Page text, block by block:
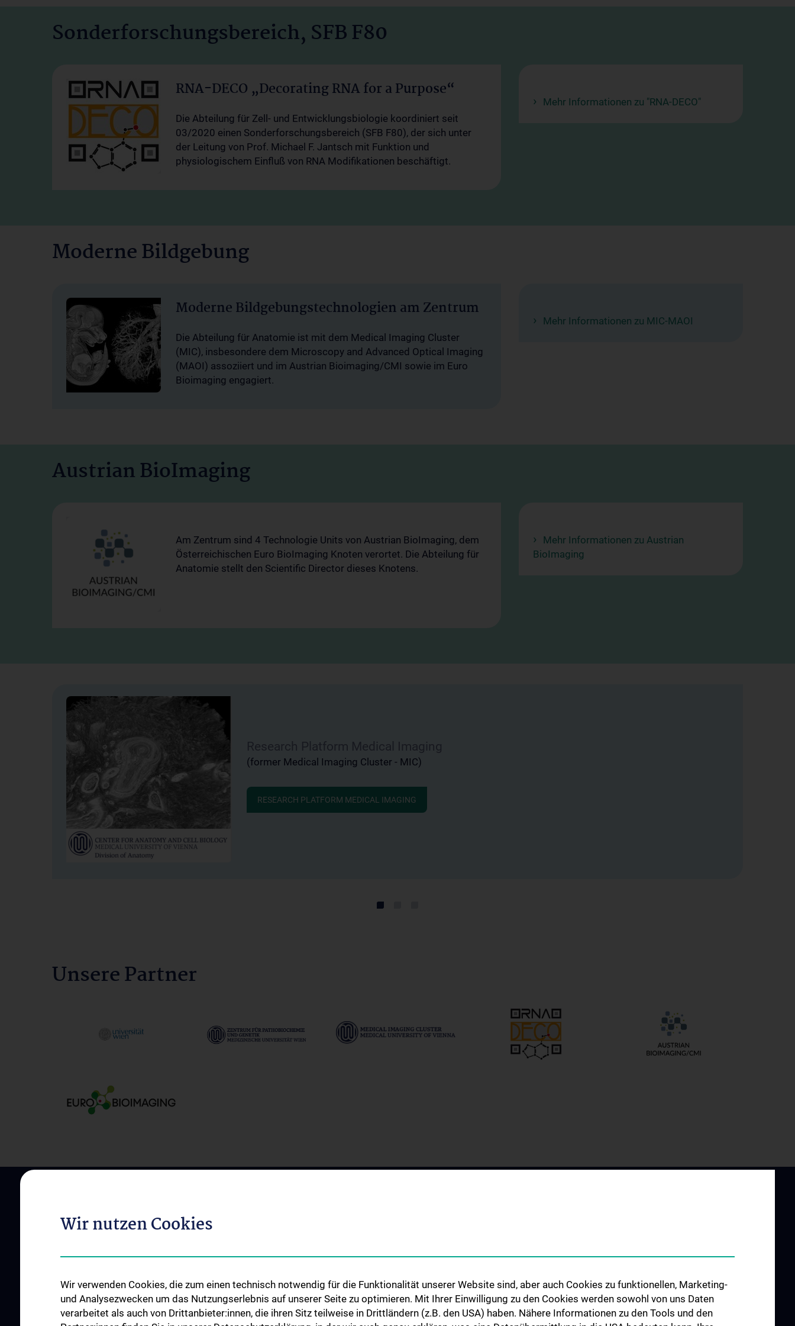
Sonderforschungsbereich, SFB F80
RNA-DECO „Decorating RNA for a Purpose“
Die Abteilung für Zell- und Entwicklungsbiologie koordiniert seit
03/2020 einen Sonderforschungsbereich (SFB F80), der sich unter
der Leitung von Prof. Michael F. Jantsch mit Funktion und
physiologischem Einfluß von RNA Modifikationen beschäftigt.
Mehr Informationen zu "RNA-DECO"
Moderne Bildgebung
Moderne Bildgebungstechnologien am Zentrum
Die Abteilung für Anatomie ist mit dem Medical Imaging Cluster
(MIC), insbesondere dem Microscopy and Advanced Optical Imaging
(MAOI) assoziiert und im Austrian Bioimaging/CMI sowie im Euro
Bioimaging engagiert.
Mehr Informationen zu MIC-MAOI
Austrian BioImaging
Am Zentrum sind 4 Technologie Units von Austrian BioImaging, dem
Österreichischen Euro BioImaging Knoten verortet. Die Abteilung für
Anatomie stellt den Scientific Director dieses Knotens.
Mehr Informationen zu Austrian
BioImaging
Research Platform Medical Imaging
(former Medical Imaging Cluster - MIC)
RESEARCH PLATFORM MEDICAL IMAGING
Unsere Partner
ÜBER UNS
Zentrumsleitungen
Leitbild
UNSERE ABTEILUNGEN
Abteilung für Anatomie
Abteilung für Zell- und
WISSENSCHAFT &
FORSCHUNG
Forschung an der Abteilung für
STUDIUM, AUS- UND
WEITERBILDUNG
Lehre an der Abteilung für
ZU DEN OFFENEN
STELLEN
Wir nutzen Cookies
Wir verwenden Cookies, die zum einen technisch notwendig für die Funktionalität unserer Website sind, aber auch Cookies zu funktionellen, Marketing-
und Analysezwecken um das Nutzungserlebnis auf unserer Seite zu optimieren. Mit Ihrer Einwilligung zu den Cookies werden sowohl von uns Daten
verarbeitet als auch von Drittanbieter:innen, die ihren Sitz teilweise in Drittländern (z.B. den USA) haben. Nähere Informationen zu den Tools und den